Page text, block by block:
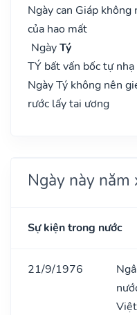
Ngày can Giáp
của hao mất
NgàyTý
TÝ bất vấn bốc tự
Ngày Tý không nên
rước lấy tai ương
Ngày này năm
Sự kiện trong nước
21/9/1976